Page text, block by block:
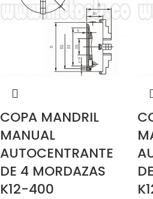
COPA MANDRIL
MANUAL
AUTOCENTRANTE
DE 4 MORDAZAS
K12-400